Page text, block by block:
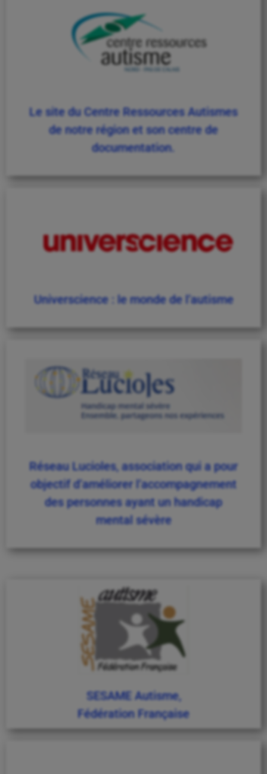
Le site du Centre Ressources Autismes
de notre région et son centre de
documentation.
Universcience : le monde de l’autisme
Réseau Lucioles, association qui a pour
objectif d’améliorer l’accompagnement
des personnes ayant un handicap
mental sévère
SESAME Autisme,
Fédération Française